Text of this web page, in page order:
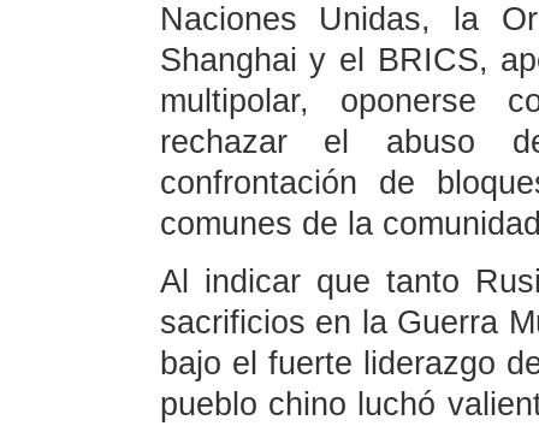
Naciones Unidas, la
Shanghai y el BRICS,
multipolar, oponerse
rechazar el abuso
confrontación de
comunes de la
Al indicar que tanto
sacrificios en la Guerra
bajo el fuerte liderazgo
pueblo chino luchó